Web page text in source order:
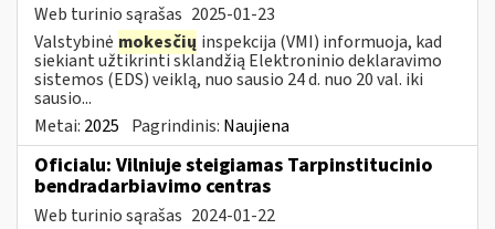
Web turinio sąrašas 2025-01-23
Valstybinė mokesčių inspekcija (VMI) informuoja, kad
siekiant užtikrinti sklandžią Elektroninio deklaravimo
sistemos (EDS) veiklą, nuo sausio 24 d. nuo 20 val. iki
sausio...
Metai: 2025 Pagrindinis: Naujiena
Oficialu: Vilniuje steigiamas Tarpinstitucinio
bendradarbiavimo centras
Web turinio sąrašas 2024-01-22